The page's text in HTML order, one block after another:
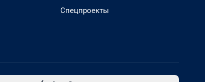
Спецпроекты